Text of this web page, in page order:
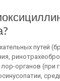
путей
органов (при